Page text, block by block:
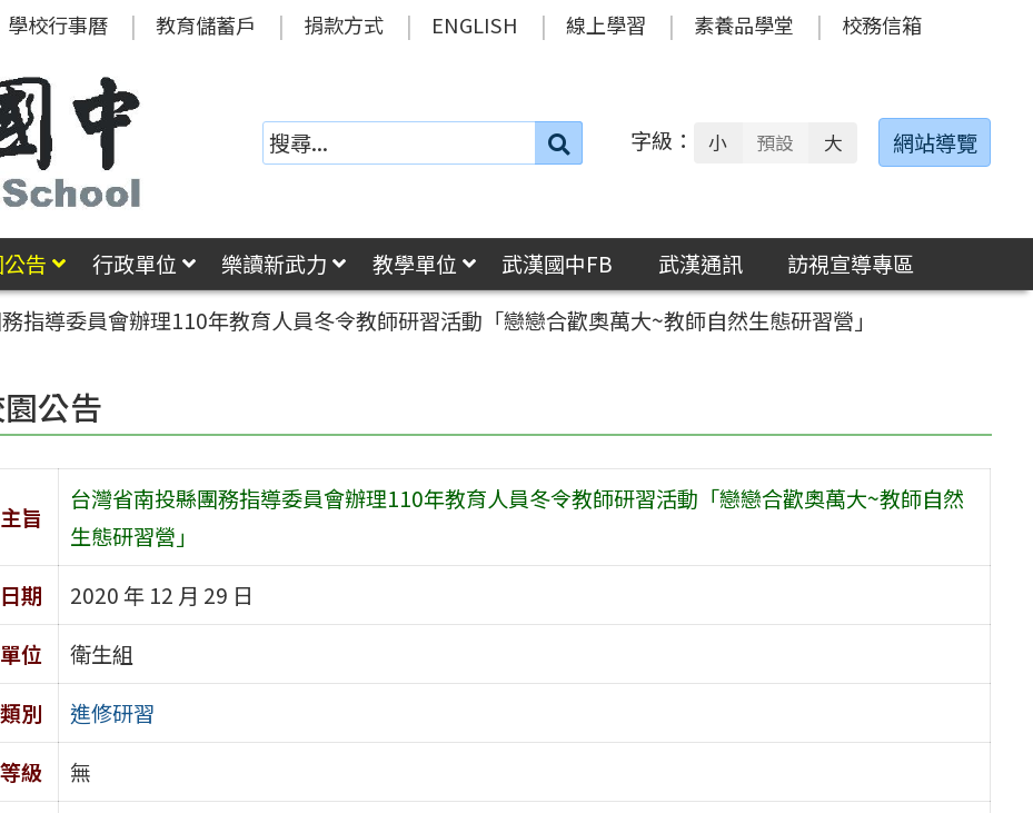
學校行事曆 教育儲蓄戶 捐款方式 ENGLISH 線上學習 素養品學堂 校務信箱
搜
字級： 小 預設 大 網站導覽
告 行政單位 樂讀新武力 教學單位 武漢國中FB 武漢通訊
訪視宣導專區
指導委員會辦理110年教育人員冬令教師研習活動「戀戀合歡奧萬大~教師自然生態研習營」
公告
旨
台灣省南投縣團務指導委員會辦理110年教育人員冬令教師研習活動「戀戀合歡奧萬大~教師自然
生態研習營」
期
2020 年 12 月 29 日
位
衛生組
別
進修研習
級
無